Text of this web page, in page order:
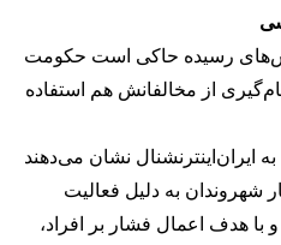
رسیده حاکی است حکومت
از مخالفانش هم استفاده
ایران‌اینترنشنال نشان می‌دهند
به دلیل فعالیت
با هدف اعمال فشار بر افراد،